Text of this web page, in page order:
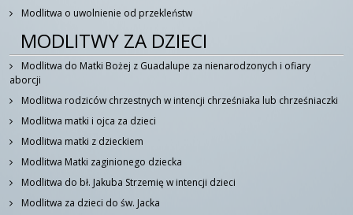
Modlitwa o uwolnienie od przekleństw
MODLITWY ZA DZIECI
Modlitwa do Matki Bożej z Guadalupe za nienarodzonych i ofiary
aborcji
Modlitwa rodziców chrzestnych w intencji chrześniaka lub chrześniaczki
Modlitwa matki i ojca za dzieci
Modlitwa matki z dzieckiem
Modlitwa Matki zaginionego dziecka
Modlitwa do bł. Jakuba Strzemię w intencji dzieci
Modlitwa za dzieci do św. Jacka